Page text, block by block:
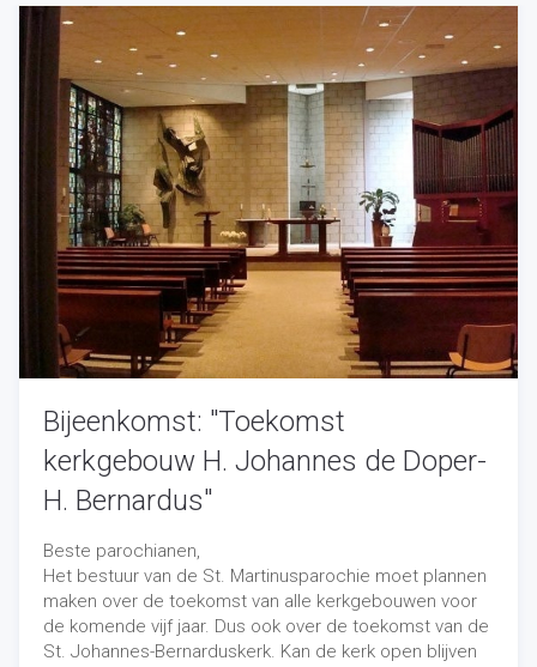
Bijeenkomst: "Toekomst
kerkgebouw H. Johannes de Doper-
H. Bernardus"
Beste parochianen,
Het bestuur van de St. Martinusparochie moet plannen
maken over de toekomst van alle kerkgebouwen voor
de komende vijf jaar. Dus ook over de toekomst van de
St. Johannes-Bernarduskerk. Kan de kerk open blijven